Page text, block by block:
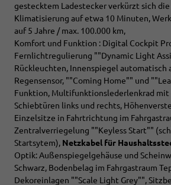
gestecktem Ladestecker verkürzt sich
Klimatisierung auf etwa 10 Minuten,
auf 5 Jahre / max. 100.000 km,
Komfort und Funktion : Digital Cockpit
Fernlichtregulierung ""Dynamic Light
Rückleuchten, Innenspiegel automatisch
Regensensor, ""Coming Home"" und
Funktion, Multifunktionslederlenkrad mit
Schiebtüren links und rechts,
Einzelsitze in Fahrtrichtung im
Zentralverriegelung ""Keyless Start""
Startsytem), Netzkabel für
Optik: Außenspiegelgehäuse und
Schwarz, Bodenbelag im Fahrgastraum
Dekoreinlagen ""Scale Light Grey"",